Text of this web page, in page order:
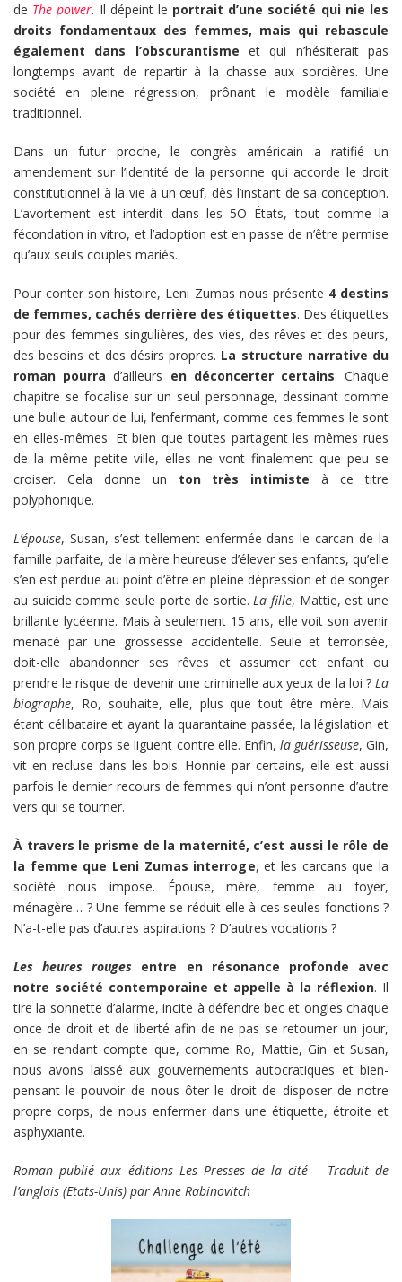
de The power. Il dépeint le portrait d’une société qui nie les
droits fondamentaux des femmes, mais qui rebascule
également dans l’obscurantisme et qui n’hésiterait pas
longtemps avant de repartir à la chasse aux sorcières. Une
société en pleine régression, prônant le modèle familiale
traditionnel.
Dans un futur proche, le congrès américain a ratifié un
amendement sur l’identité de la personne qui accorde le droit
constitutionnel à la vie à un œuf, dès l’instant de sa conception.
L’avortement est interdit dans les 5O États, tout comme la
fécondation in vitro, et l’adoption est en passe de n’être permise
qu’aux seuls couples mariés.
Pour conter son histoire, Leni Zumas nous présente 4 destins
de femmes, cachés derrière des étiquettes. Des étiquettes
pour des femmes singulières, des vies, des rêves et des peurs,
des besoins et des désirs propres. La structure narrative du
roman pourra d’ailleurs en déconcerter certains. Chaque
chapitre se focalise sur un seul personnage, dessinant comme
une bulle autour de lui, l’enfermant, comme ces femmes le sont
en elles-mêmes. Et bien que toutes partagent les mêmes rues
de la même petite ville, elles ne vont finalement que peu se
croiser. Cela donne un ton très intimiste à ce titre
polyphonique.
L’épouse, Susan, s’est tellement enfermée dans le carcan de la
famille parfaite, de la mère heureuse d’élever ses enfants, qu’elle
s’en est perdue au point d’être en pleine dépression et de songer
au suicide comme seule porte de sortie.La fille, Mattie, est une
brillante lycéenne. Mais à seulement 15 ans, elle voit son avenir
menacé par une grossesse accidentelle. Seule et terrorisée,
doit-elle abandonner ses rêves et assumer cet enfant ou
prendre le risque de devenir une criminelle aux yeux de la loi ? La
biographe, Ro, souhaite, elle, plus que tout être mère. Mais
étant célibataire et ayant la quarantaine passée, la législation et
son propre corps se liguent contre elle. Enfin, la guérisseuse, Gin,
vit en recluse dans les bois. Honnie par certains, elle est aussi
parfois le dernier recours de femmes qui n’ont personne d’autre
vers qui se tourner.
À travers le prisme de la maternité, c’est aussi le rôle de
la femme que Leni Zumas interroge, et les carcans que la
société nous impose. Épouse, mère, femme au foyer,
ménagère… ? Une femme se réduit-elle à ces seules fonctions ?
N’a-t-elle pas d’autres aspirations ? D’autres vocations ?
Les heures rouges entre en résonance profonde avec
notre société contemporaine et appelle à la réflexion. Il
tire la sonnette d’alarme, incite à défendre bec et ongles chaque
once de droit et de liberté afin de ne pas se retourner un jour,
en se rendant compte que, comme Ro, Mattie, Gin et Susan,
nous avons laissé aux gouvernements autocratiques et bien-
pensant le pouvoir de nous ôter le droit de disposer de notre
propre corps, de nous enfermer dans une étiquette, étroite et
asphyxiante.
Roman publié aux éditions Les Presses de la cité – Traduit de
l’anglais (Etats-Unis) par Anne Rabinovitch